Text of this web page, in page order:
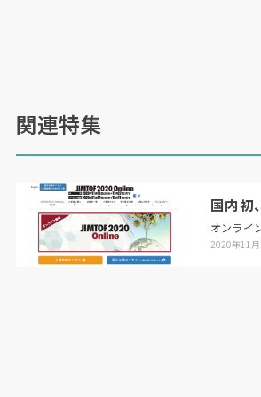
関連特集
国内初
オンライ
2020年11